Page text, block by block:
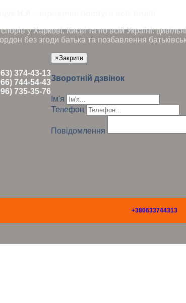
у Харкові, Києві та по всій Україні:
без згоди батька та позбавлення
374-43-13
744-54-43
735-35-76
×Закрити
Зворотній дзвінок
Ім'я
Телефон
Повідомлення
+380633744313